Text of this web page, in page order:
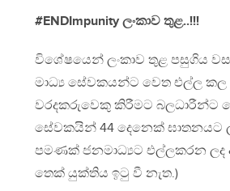
#ENDImpunity ලංකාව තුළ..!!!
විශේෂයෙන් ලංකාව තුළ පසුගිය
මාධ්‍ය සේවකයන්ට වෙත එල්ල
වරදකරුවෙකු කිරීමට බලධාරීන්ට
සේවකයින් 44 දෙනෙක් ඝාතනයට
පමණක් ජනමාධ්‍යට එල්ලකරන
තෙක් යුක්තිය ඉටු වී නැත.)